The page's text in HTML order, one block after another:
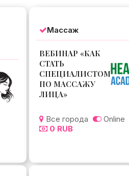
Массаж
ВЕБИНАР «КАК
СТАТЬ
СПЕЦИАЛИСТОМ
ПО МАССАЖУ
ЛИЦА»
Все города
Online
0 RUB